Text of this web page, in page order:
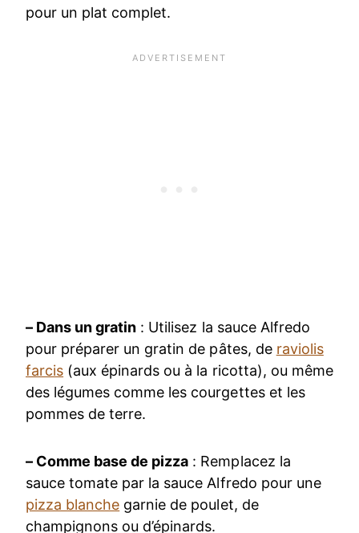
pour un plat complet.
– Dans un gratin : Utilisez la sauce Alfredo
pour préparer un gratin de pâtes, de raviolis
farcis (aux épinards ou à la ricotta), ou même
des légumes comme les courgettes et les
pommes de terre.
– Comme base de pizza : Remplacez la
sauce tomate par la sauce Alfredo pour une
pizza blanche garnie de poulet, de
champignons ou d’épinards.